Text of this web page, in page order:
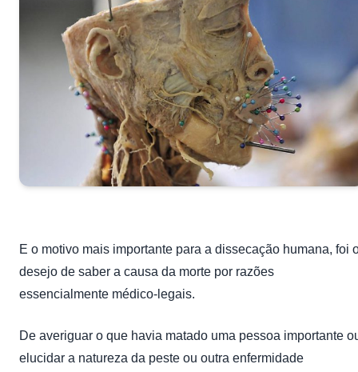
E o motivo mais importante para a dissecação humana, foi
desejo de saber a causa da morte por razões
essencialmente médico-legais.
De averiguar o que havia matado uma pessoa importante
elucidar a natureza da peste ou outra enfermidade